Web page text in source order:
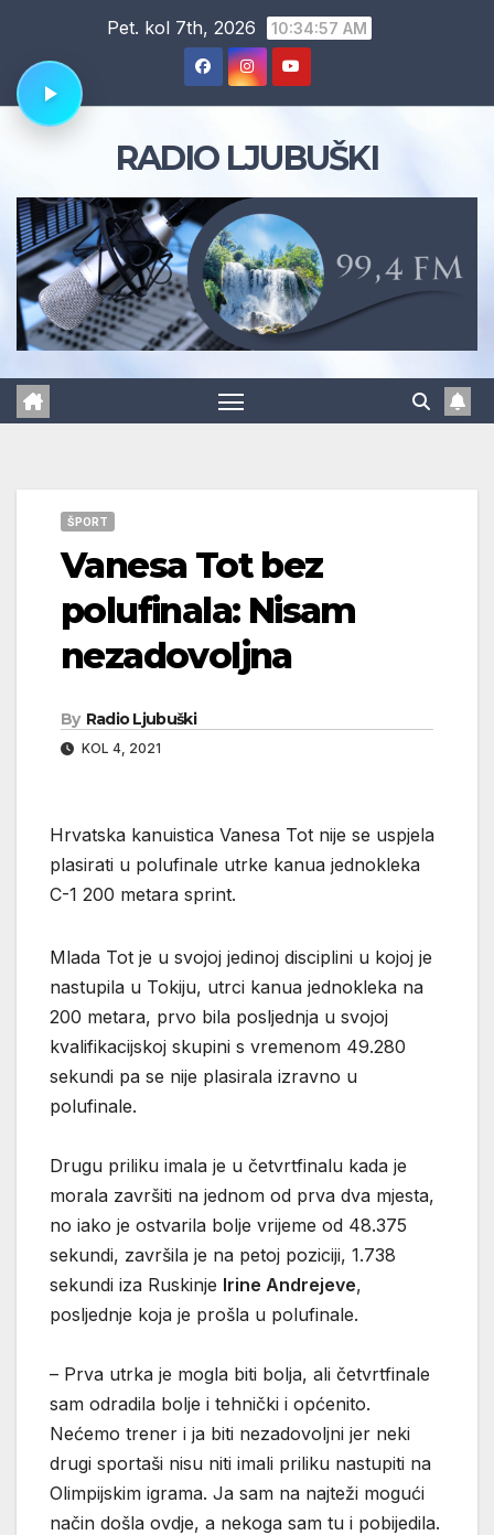
content
Pet. kol 7th, 2026 10:34:58 AM
RADIO LJUBUŠKI
ŠPORT
Vanesa Tot bez
polufinala: Nisam
nezadovoljna
By Radio Ljubuški
KOL 4, 2021
Hrvatska kanuistica Vanesa Tot nije se uspjela
plasirati u polufinale utrke kanua jednokleka
C-1 200 metara sprint.
Mlada Tot je u svojoj jedinoj disciplini u kojoj je
nastupila u Tokiju, utrci kanua jednokleka na
200 metara, prvo bila posljednja u svojoj
kvalifikacijskoj skupini s vremenom 49.280
sekundi pa se nije plasirala izravno u
polufinale.
Drugu priliku imala je u četvrtfinalu kada je
morala završiti na jednom od prva dva mjesta,
no iako je ostvarila bolje vrijeme od 48.375
sekundi, završila je na petoj poziciji, 1.738
sekundi iza Ruskinje Irine Andrejeve,
posljednje koja je prošla u polufinale.
– Prva utrka je mogla biti bolja, ali četvrtfinale
sam odradila bolje i tehnički i općenito.
Nećemo trener i ja biti nezadovoljni jer neki
drugi sportaši nisu niti imali priliku nastupiti na
Olimpijskim igrama. Ja sam na najteži mogući
način došla ovdje, a nekoga sam tu i pobijedila.